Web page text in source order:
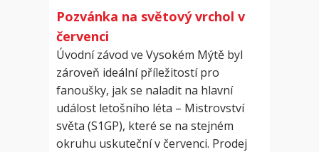
Pozvánka na světový vrchol v
červenci
Úvodní závod ve Vysokém Mýtě byl
zároveň ideální příležitostí pro
fanoušky, jak se naladit na hlavní
událost letošního léta – Mistrovství
světa (S1GP), které se na stejném
okruhu uskuteční v červenci. Prodej